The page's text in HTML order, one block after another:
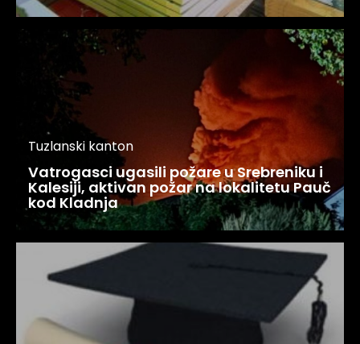
Tuzlanski kanton
Vatrogasci ugasili požare u Srebreniku i
Kalesiji, aktivan požar na lokalitetu Pauč
kod Kladnja